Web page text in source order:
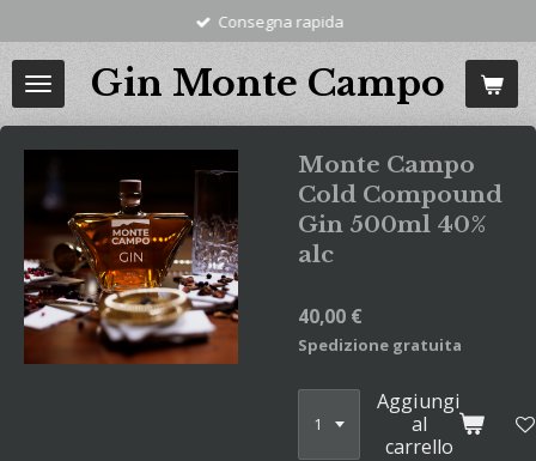
contenuto
principale
Gin Monte Campo
Consegna rapida
Monte Campo
Cold Compound
Gin 500ml 40%
alc
40,00 €
Spedizione gratuita
Aggiungi
al
carrello